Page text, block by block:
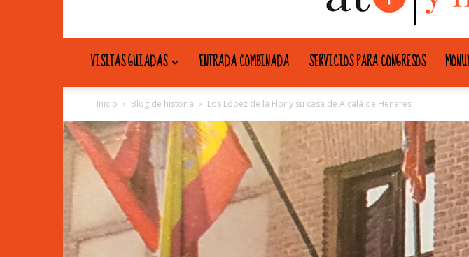
VISITAS GUIADAS ENTRADA COMBINADA SERVICIOS PARA CONGRESOS
Inicio Blog de historia Los López de la Flor y su casa de Alcalá de Henares